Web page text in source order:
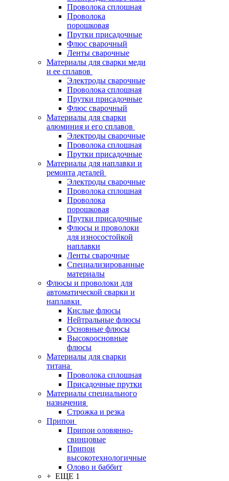
Проволока сплошная
Проволока
порошковая
Прутки присадочные
Флюс сварочный
Ленты сварочные
Материалы для сварки меди
и ее сплавов
Электроды сварочные
Проволока сплошная
Прутки присадочные
Флюс сварочный
Материалы для сварки
алюминия и его сплавов
Электроды сварочные
Проволока сплошная
Прутки присадочные
Материалы для наплавки и
ремонта деталей
Электроды сварочные
Проволока сплошная
Проволока
порошковая
Прутки присадочные
Флюсы и проволоки
для износостойкой
наплавки
Ленты сварочные
Специализированные
материалы
Флюсы и проволоки для
автоматической сварки и
наплавки
Кислые флюсы
Нейтральные флюсы
Основные флюсы
Высокоосновные
флюсы
Материалы для сварки
титана
Проволока сплошная
Присадочные прутки
Материалы специального
назначения
Строжка и резка
Припои
Припои оловянно-
свинцовые
Припои
высокотехнологичные
Олово и баббит
+ ЕЩЕ 1